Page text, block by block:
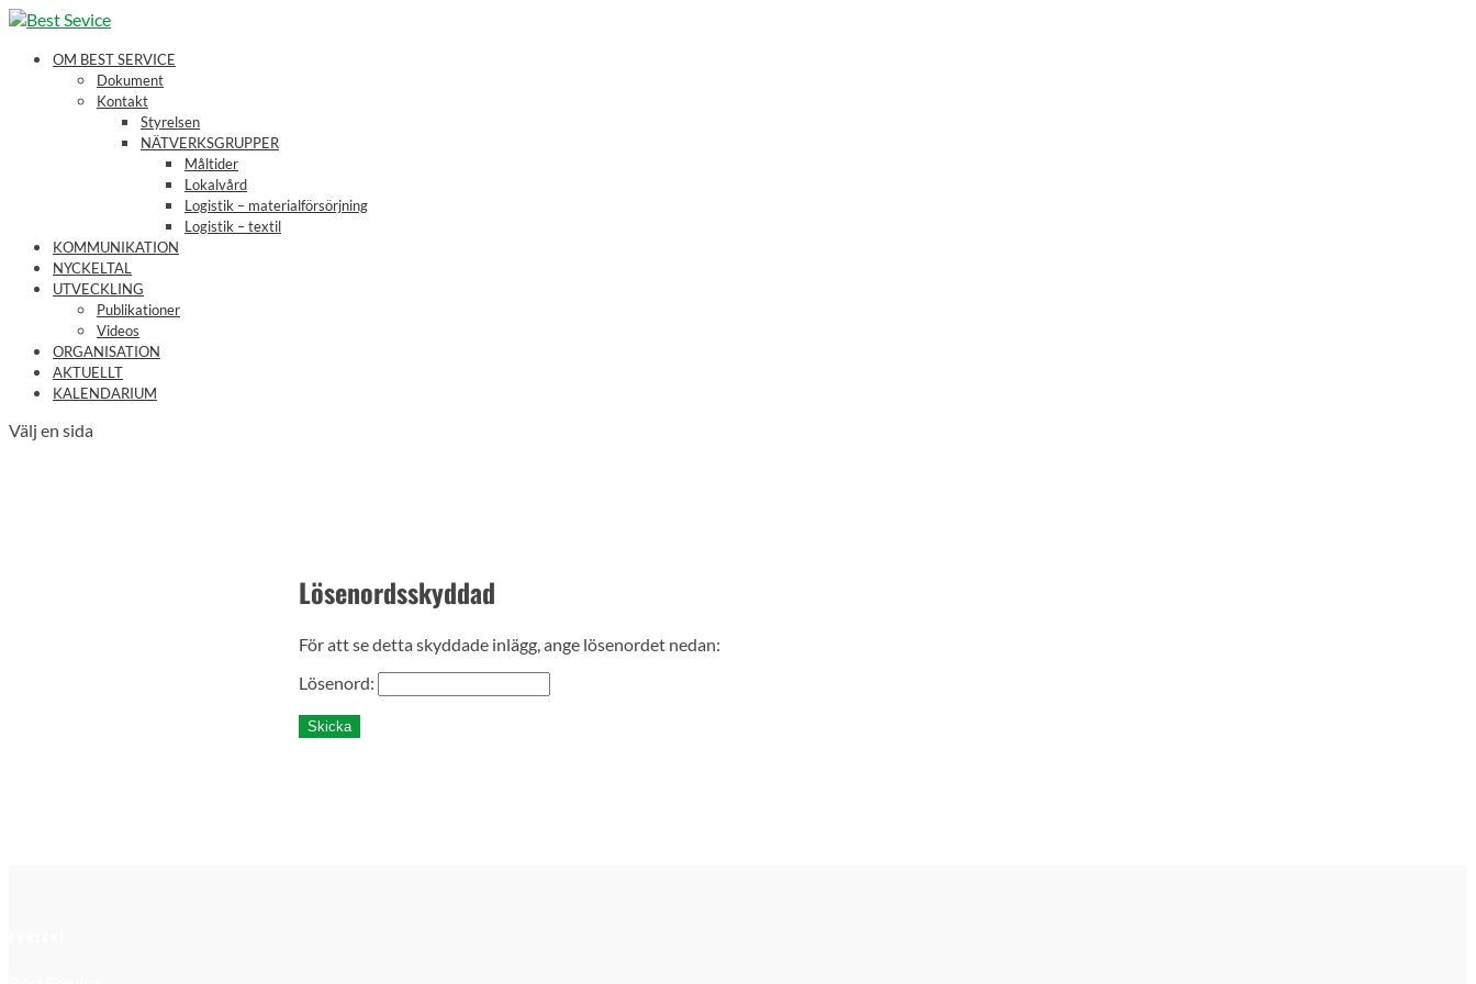
OM BEST SERVICE
Dokument
Kontakt
Styrelsen
NÄTVERKSGRUPPER
Måltider
Lokalvård
Logistik – materialförsörjning
Logistik – textil
KOMMUNIKATION
NYCKELTAL
UTVECKLING
Publikationer
Videos
ORGANISATION
AKTUELLT
KALENDARIUM
Välj en sida
Lösenordsskyddad
För att se detta skyddade inlägg, ange lösenordet nedan:
Lösenord:
Skicka